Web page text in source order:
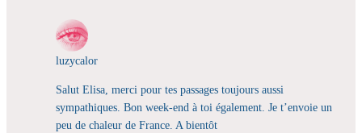
luzycalor
Salut Elisa, merci pour tes passages toujours aussi
sympathiques. Bon week-end à toi également. Je t’envoie un
peu de chaleur de France. A bientôt